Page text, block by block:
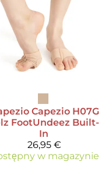
Capezio H07G
FootUndeez Built-
In
26,95 €
w magazynie